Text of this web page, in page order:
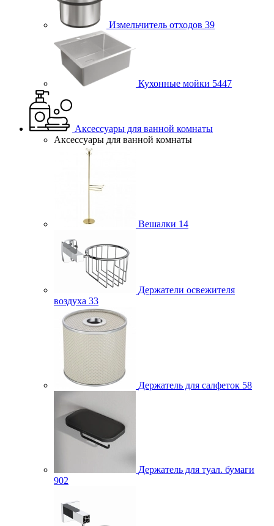
Измельчитель отходов 39
Кухонные мойки 5447
Аксессуары для ванной комнаты
Аксессуары для ванной комнаты
Вешалки 14
Держатели освежителя
воздуха 33
Держатель для салфеток 58
Держатель для туал. бумаги
902